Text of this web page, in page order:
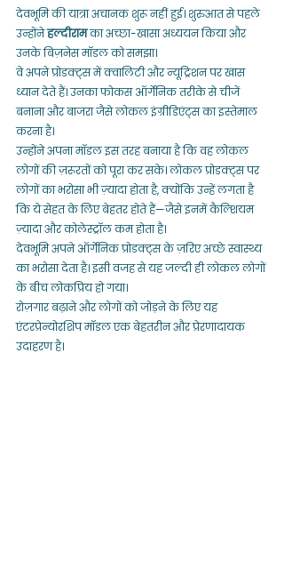
देवभूमि की यात्रा अचानक शुरू नहीं हुई। शुरुआत से पहले
उन्होंने हल्दीराम का अच्छा-खासा अध्ययन किया और
उनके बिज़नेस मॉडल को समझा।
वे अपने प्रोडक्ट्स में क्वालिटी और न्यूट्रिशन पर खास
ध्यान देते हैं। उनका फोकस ऑर्गेनिक तरीके से चीजें
बनाना और बाजरा जैसे लोकल इंग्रीडिएंट्स का इस्तेमाल
करना है।
उन्होंने अपना मॉडल इस तरह बनाया है कि वह लोकल
लोगों की ज़रूरतों को पूरा कर सके। लोकल प्रोडक्ट्स पर
लोगों का भरोसा भी ज़्यादा होता है, क्योंकि उन्हें लगता है
कि ये सेहत के लिए बेहतर होते हैं—जैसे इनमें कैल्शियम
ज़्यादा और कोलेस्ट्रॉल कम होता है।
देवभूमि अपने ऑर्गेनिक प्रोडक्ट्स के ज़रिए अच्छे स्वास्थ्य
का भरोसा देता है। इसी वजह से यह जल्दी ही लोकल लोगों
के बीच लोकप्रिय हो गया।
रोज़गार बढ़ाने और लोगों को जोड़ने के लिए यह
एंटरप्रेन्योरशिप मॉडल एक बेहतरीन और प्रेरणादायक
उदाहरण है।